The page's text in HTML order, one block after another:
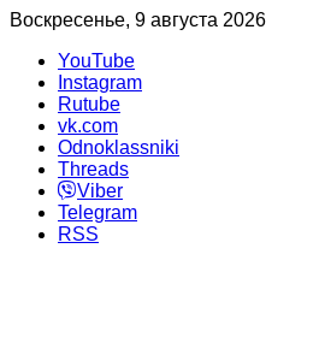
Воскресенье, 9 августа 2026
YouTube
Instagram
Rutube
vk.com
Odnoklassniki
Threads
Viber
Telegram
RSS